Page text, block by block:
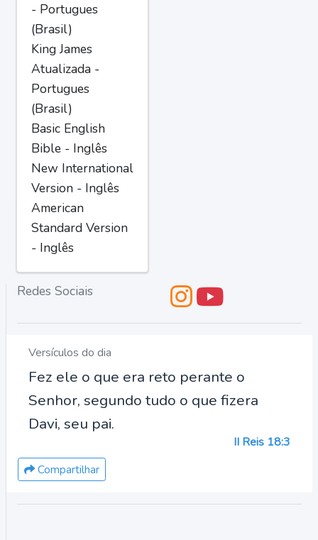
- Portugues
(Brasil)
King James
Atualizada -
Portugues
(Brasil)
Basic English
Bible - Inglês
New International
Version - Inglês
American
Standard Version
- Inglês
Redes Sociais
Versículos do dia
Fez ele o que era reto perante o
Senhor, segundo tudo o que fizera
Davi, seu pai.
II Reis 18:3
Compartilhar